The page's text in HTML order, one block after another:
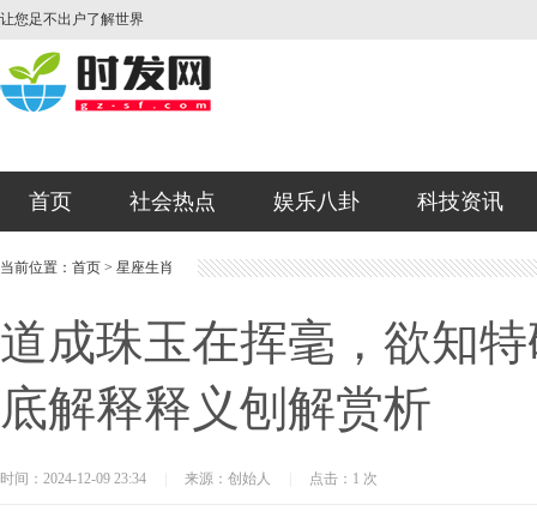
让您足不出户了解世界
首页 社会热点 娱乐八卦 科技资讯
当前位置： 首页 > 星座生肖
道成珠玉在挥毫，欲知
底解释释义刨解赏析
时间：2024-12-09 23:34 来源：创始人 点击：1 次